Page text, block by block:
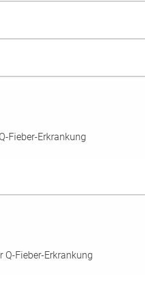
Fieber-Erkrankung
Fieber-Erkrankung